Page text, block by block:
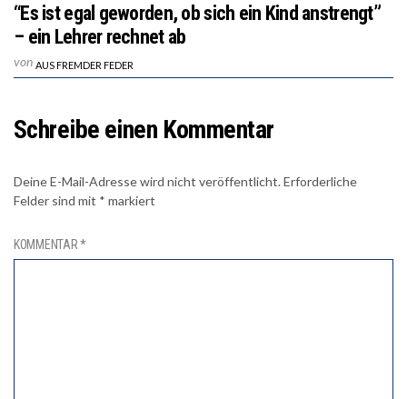
“Es ist egal geworden, ob sich ein Kind anstrengt”
– ein Lehrer rechnet ab
von AUS FREMDER FEDER
Schreibe einen Kommentar
Deine E-Mail-Adresse wird nicht veröffentlicht.Erforderliche
Felder sind mit * markiert
KOMMENTAR*